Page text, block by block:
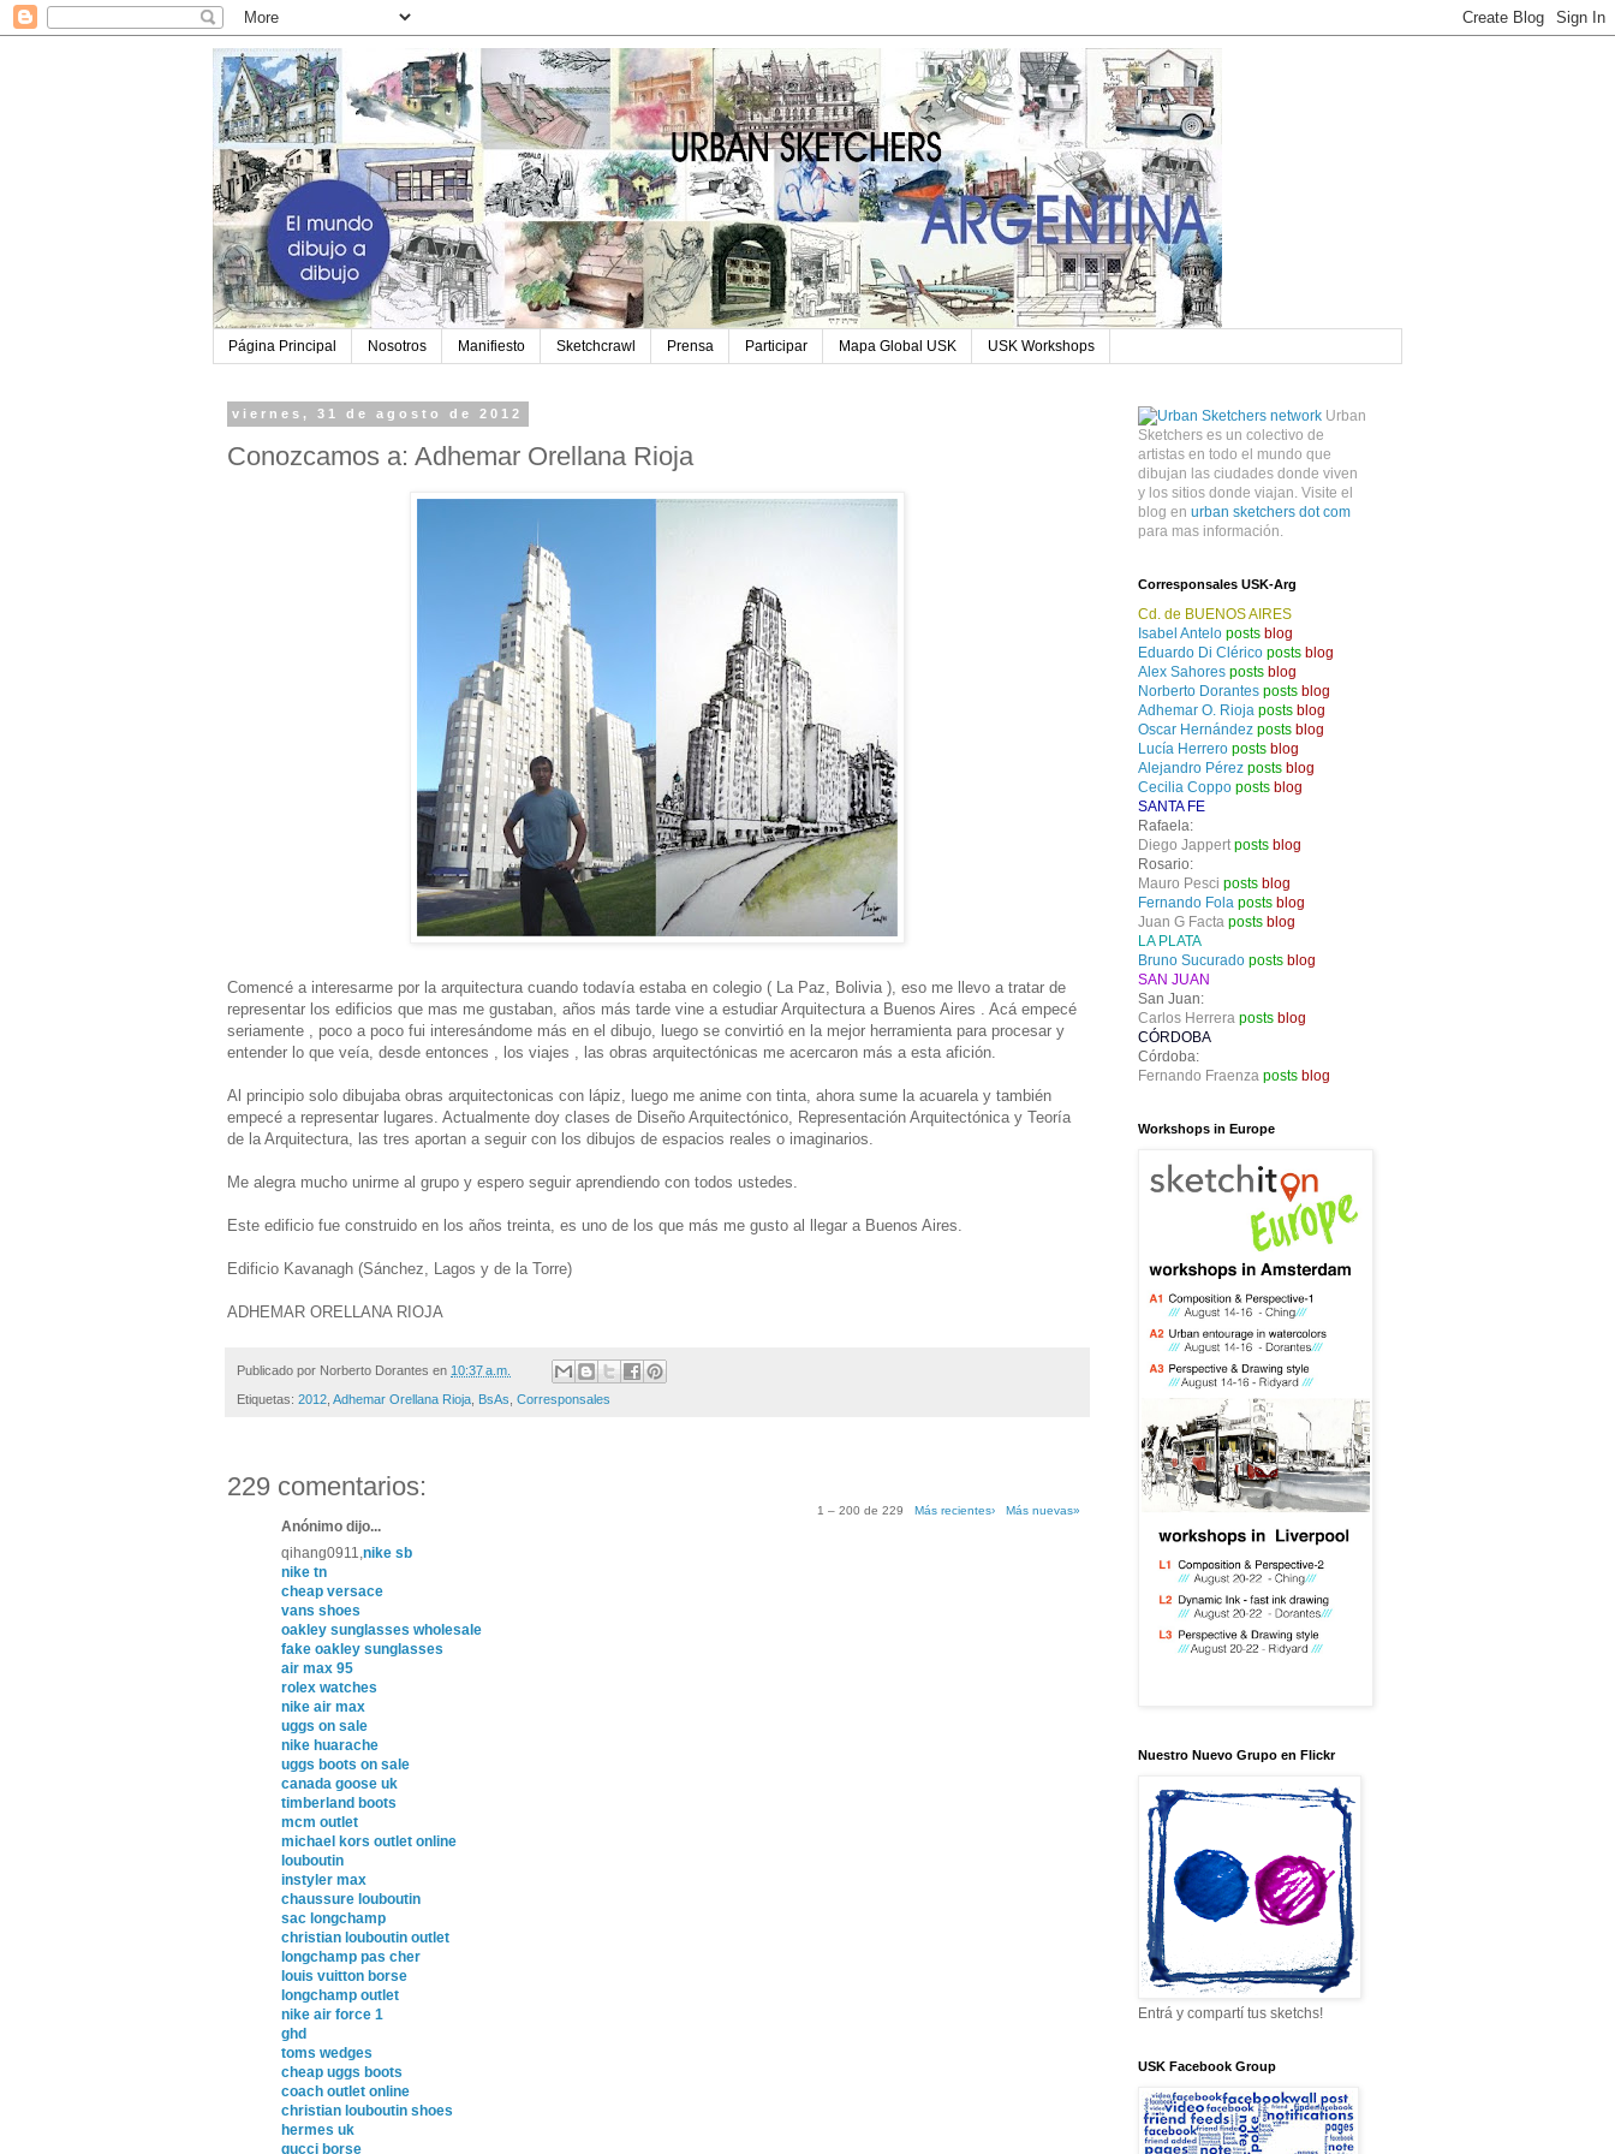
Página Principal Nosotros Manifiesto Sketchcrawl Prensa Participar Mapa Global USK USK Workshops
viernes, 31 de agosto de 2012
Conozcamos a: Adhemar Orellana Rioja
Comencé a interesarme por la arquitectura cuando todavía estaba en colegio ( La Paz, Bolivia ), eso me llevo a tratar de
representar los edificios que mas me gustaban, años más tarde vine a estudiar Arquitectura a Buenos Aires . Acá empecé
seriamente , poco a poco fui interesándome más en el dibujo, luego se convirtió en la mejor herramienta para procesar y
entender lo que veía, desde entonces , los viajes , las obras arquitectónicas me acercaron más a esta afición.
Al principio solo dibujaba obras arquitectonicas con lápiz, luego me anime con tinta, ahora sume la acuarela y también
empecé a representar lugares. Actualmente doy clases de Diseño Arquitectónico, Representación Arquitectónica y Teoría
de la Arquitectura, las tres aportan a seguir con los dibujos de espacios reales o imaginarios.
Me alegra mucho unirme al grupo y espero seguir aprendiendo con todos ustedes.
Este edificio fue construido en los años treinta, es uno de los que más me gusto al llegar a Buenos Aires.
Edificio Kavanagh (Sánchez, Lagos y de la Torre)
ADHEMAR ORELLANA RIOJA
Publicado por Norberto Dorantes en 10:37 a.m.
Etiquetas: 2012, Adhemar Orellana Rioja, BsAs, Corresponsales
229 comentarios:
1 – 200 de 229 Más recientes› Más nuevas»
Anónimo dijo...
qihang0911,nike sb
nike tn
cheap versace
vans shoes
oakley sunglasses wholesale
fake oakley sunglasses
air max 95
rolex watches
nike air max
uggs on sale
nike huarache
uggs boots on sale
canada goose uk
timberland boots
mcm outlet
michael kors outlet online
louboutin
instyler max
chaussure louboutin
sac longchamp
christian louboutin outlet
longchamp pas cher
louis vuitton borse
longchamp outlet
nike air force 1
ghd
toms wedges
cheap uggs boots
coach outlet online
christian louboutin shoes
hermes uk
gucci borse
Urban
Sketchers es un colectivo de
artistas en todo el mundo que
dibujan las ciudades donde viven
y los sitios donde viajan. Visite el
blog en urban sketchers dot com
para mas información.
Corresponsales USK-Arg
Cd. de BUENOS AIRES
Isabel Antelo posts blog
Eduardo Di Clérico posts blog
Alex Sahores posts blog
Norberto Dorantes posts blog
Adhemar O. Rioja posts blog
Oscar Hernández posts blog
Lucía Herrero posts blog
Alejandro Pérez posts blog
Cecilia Coppo posts blog
SANTA FE
Rafaela:
Diego Jappert posts blog
Rosario:
Mauro Pesci posts blog
Fernando Fola posts blog
Juan G Facta posts blog
LA PLATA
Bruno Sucurado posts blog
SAN JUAN
San Juan:
Carlos Herrera posts blog
CÓRDOBA
Córdoba:
Fernando Fraenza posts blog
Workshops in Europe
Nuestro Nuevo Grupo en Flickr
Entrá y compartí tus sketchs!
USK Facebook Group